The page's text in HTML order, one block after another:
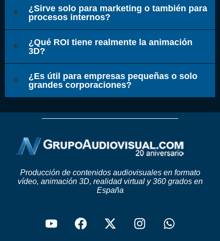
¿Sirve solo para marketing o también para
procesos internos?
¿Qué ROI tiene realmente la animación
3D?
¿Es útil para empresas pequeñas o solo
grandes corporaciones?
Producción de contenidos audiovisuales en formato
vídeo, animación 3D, realidad virtual y 360 grados en
España